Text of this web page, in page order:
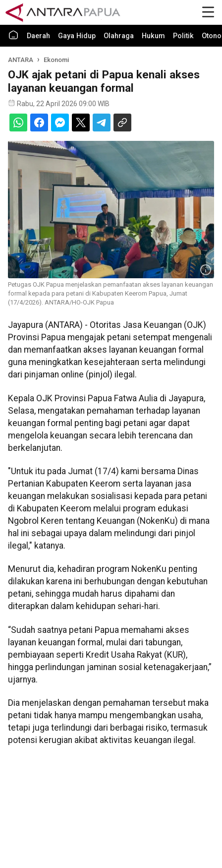
Daerah Gaya Hidup Olahraga Hukum Politik
ANTARA Ekonomi
OJK ajak petani di Papua kenali akses
layanan keuangan formal
Rabu, 22 April 2026 09:00 WIB
Petugas OJK Papua menjelaskan pemanfaatan akses layanan keuangan
formal kepada para petani di Kabupaten Keerom Papua, Jumat
(17/4/2026). ANTARA/HO-OJK Papua
Jayapura (ANTARA) - Otoritas Jasa Keuangan (OJK)
Provinsi Papua mengajak petani setempat mengenali
dan memanfaatkan akses layanan keuangan formal
guna meningkatkan kesejahteraan serta melindungi
dari pinjaman online (pinjol) ilegal.
Kepala OJK Provinsi Papua Fatwa Aulia di Jayapura,
Selasa, mengatakan pemahaman terhadap layanan
keuangan formal penting bagi petani agar dapat
mengelola keuangan secara lebih terencana dan
berkelanjutan.
"Untuk itu pada Jumat (17/4) kami bersama Dinas
Pertanian Kabupaten Keerom serta layanan jasa
keuangan melakukan sosialisasi kepada para petani
di Kabupaten Keerom melalui program edukasi
Ngobrol Keren tentang Keuangan (NokenKu) di mana
hal ini sebagai upaya dalam melindungi dari pinjol
ilegal," katanya.
Menurut dia, kehadiran program NokenKu penting
dilakukan karena ini berhubungan dengan kebutuhan
petani, sehingga mudah harus dipahami dan
diterapkan dalam kehidupan sehari-hari.
“Sudah saatnya petani Papua memahami akses
layanan keuangan formal, mulai dari tabungan,
pembiayaan seperti Kredit Usaha Rakyat (KUR),
hingga perlindungan jaminan sosial ketenagakerjaan,”
ujarnya.
Dia menjelaskan dengan pemahaman tersebut maka
petani tidak hanya mampu mengembangkan usaha,
tetapi juga terlindungi dari berbagai risiko, termasuk
potensi kerugian akibat aktivitas keuangan ilegal.